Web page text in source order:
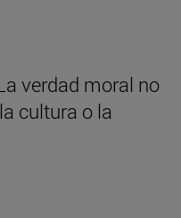
verdad moral no
cultura o la